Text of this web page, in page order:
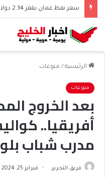
سعر نفط عمان يقفز 2.34 دولار وسط ترقب الأسواق
الرئيسية / منوعات
منوعات
بعد الخروج
أفريقيا..
مدرب شباب
وعدلان قديورة
فريق التحرير فبراير 25, 2024